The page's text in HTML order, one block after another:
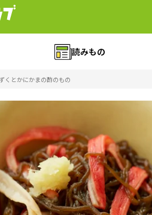
読みもの
くとかにかまの酢のもの